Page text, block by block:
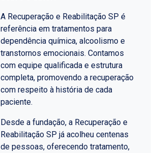
A Recuperação e Reabilitação SP é
referência em tratamentos para
dependência química, alcoolismo e
transtornos emocionais. Contamos
com equipe qualificada e estrutura
completa, promovendo a recuperação
com respeito à história de cada
paciente.
Desde a fundação, a Recuperação e
Reabilitação SP já acolheu centenas
de pessoas, oferecendo tratamento,